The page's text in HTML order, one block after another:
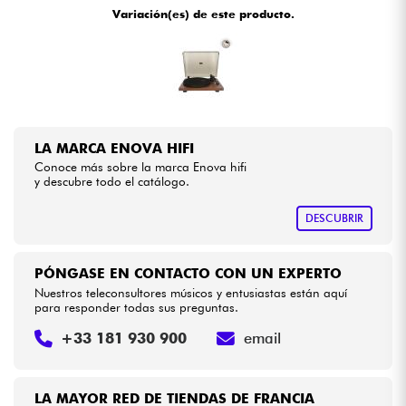
Bundle
Ver nuestras marcas
Variación(es) de este producto.
LA MARCA ENOVA HIFI
Conoce más sobre la marca Enova hifi
y descubre todo el catálogo.
DESCUBRIR
LA MAYOR RED DE TIENDAS DE FRANCIA
PÓNGASE EN CONTACTO CON UN EXPERTO
Nuestros teleconsultores músicos y entusiastas están aquí
para responder todas sus preguntas.
+33 181 930 900 email